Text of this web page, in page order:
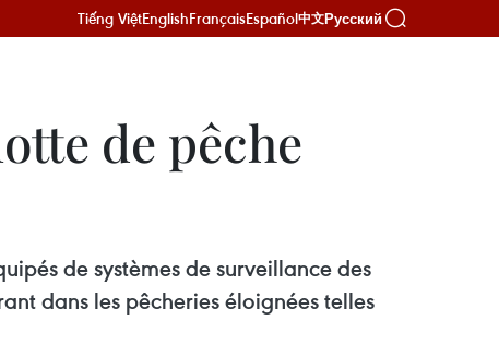
Tiếng ViệtEnglishFrançaisEspañol中文Русский
de pêche
de systèmes de surveillance des
dans les pêcheries éloignées telles